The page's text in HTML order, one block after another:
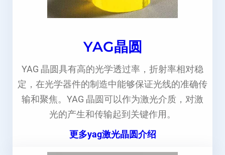
YAG晶圆
YAG 晶圆具有高的光学透过率，折射率相对稳
定，在光学器件的制造中能够保证光线的准确传
输和聚焦。YAG 晶圆可以作为激光介质，对激
光的产生和传输起到关键作用。
更多yag激光晶圆介绍